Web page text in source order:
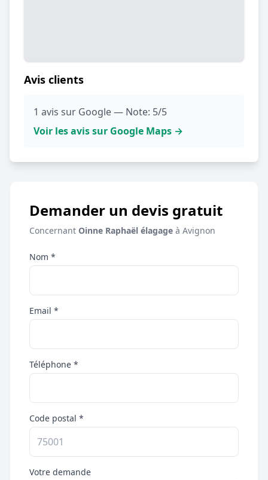
Avis clients
1 avis sur Google — Note: 5/5
Voir les avis sur Google Maps →
Demander un devis gratuit
Concernant Oinne Raphaël élagage à Avignon
Nom *
Email *
Téléphone *
Code postal *
Votre demande